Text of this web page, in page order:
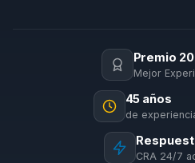
Premio
Mejor
45 años
de
CRA 24/7